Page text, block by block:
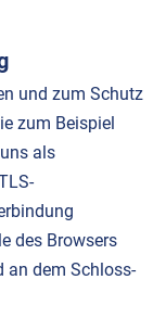
und zum Schutz
zum Beispiel
als
des Browsers
an dem Schloss-